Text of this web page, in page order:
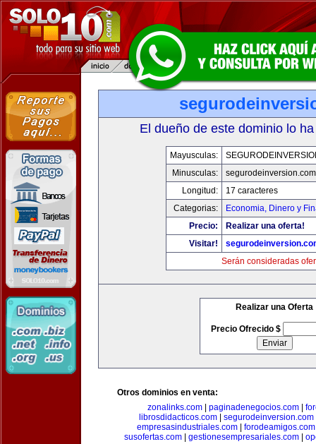
El dueño de este dominio lo
Mayusculas:
Minusculas:
segurodeinversion.com
Longitud:
17 caracteres
Categorias:
Economia, Dinero y
Precio:
Realizar una oferta!
Visitar!
Serán consideradas
Realizar una Oferta
Precio Ofrecido $
Otros dominios en venta:
zonalinks.com| paginadenegocios.com|
librosdidacticos.com| segurodeinversion.com
empresasindustriales.com| forodeamigos.com
susofertas.com| gestionesempresariales.com|